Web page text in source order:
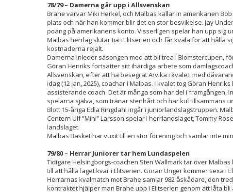
78/79 – Damerna går upp i Allsvenskan
Brahe värvar Miki Herkel, och Malbas kallar in amerikanen
plats och när han kommer blir det en stor besvikelse. Jay
poäng på amerikanens konto. Visserligen spelar han upp sig
Malbas herrlag slutar tia i Elitserien och får kvala för att hålla
kostnaderna rejält.
Damerna inleder säsongen med att bli trea i Blomstercupen,
Göran Henriks fortsätter sitt ihärdiga arbete som
Allsvenskan, efter att ha besegrat Arvika i kvalet, med
idag (12 jan, 2025), coachar i Malbas. I kvalet tog Göran
assisterande coach. Det är många som har del i
spelarna själva, som tränar stenhårt och har kul tillsammans
Blott 15-åriga Edla Ringdahl ingår i juniorlandslagstruppen.
Centern Ulf ”Mini” Larsson spelar i herrlandslaget, Tommy
landslaget.
Malbas Basket har vuxit till en stor förening och samlar inte
79/80 – Herrar Juniorer tar hem Lundaspelen
Tidigare Helsingborgs-coachen Sten Wallmark tar över
till att hålla laget kvar i Elitserien. Göran Unger kommer sexa i
Herrarnas kvalmatch mot Brahe samlar 982 åskådare, den
kontraktet hjälper man Brahe upp i Elitserien genom att låta